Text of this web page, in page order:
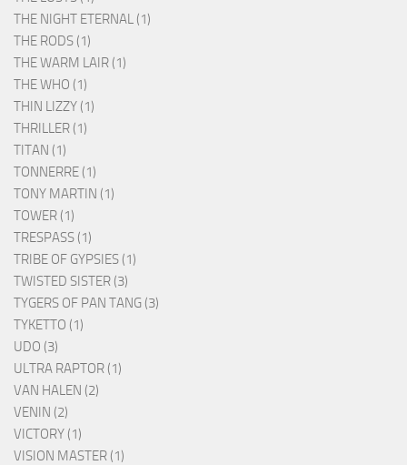
THE NIGHT ETERNAL (1)
THE RODS (1)
THE WARM LAIR (1)
THE WHO (1)
THIN LIZZY (1)
THRILLER (1)
TITAN (1)
TONNERRE (1)
TONY MARTIN (1)
TOWER (1)
TRESPASS (1)
TRIBE OF GYPSIES (1)
TWISTED SISTER (3)
TYGERS OF PAN TANG (3)
TYKETTO (1)
UDO (3)
ULTRA RAPTOR (1)
VAN HALEN (2)
VENIN (2)
VICTORY (1)
VISION MASTER (1)